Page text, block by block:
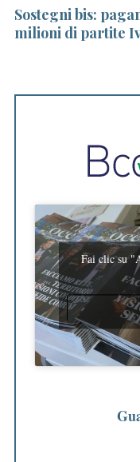
Sostegni bis:
milioni di partite
Fai clic su